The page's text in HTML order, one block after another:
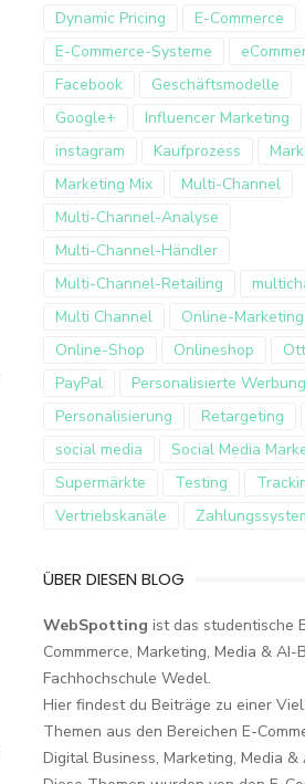
Dynamic Pricing
E-Commerce
E-Commerce-Systeme
Facebook
Geschäftsmodelle
Google+
Influencer Marketing
instagram
Kaufprozess
Marketing Mix
Multi-Channel
Multi-Channel-Analyse
Multi-Channel-Händler
Multi-Channel-Retailing
Multi Channel
Online-Marketing
Online-Shop
Onlineshop
PayPal
Personalisierte Werbung
Personalisierung
Retargeting
social media
Social Media
Supermärkte
Testing
Vertriebskanäle
ÜBER DIESEN BLOG
WebSpotting ist das studentische
Commmerce, Marketing, Media & AI-
Fachhochschule Wedel.
Hier findest du Beiträge zu einer
Themen aus den Bereichen E-
Digital Business, Marketing, Media &